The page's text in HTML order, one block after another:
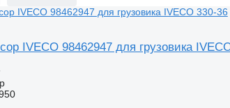
IVECO 98462947 для грузовика